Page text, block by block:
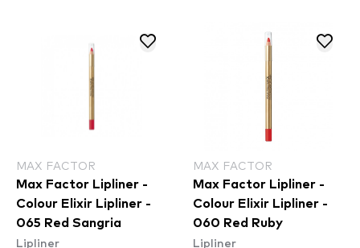
MAX FACTOR
Max Factor Lipliner -
Colour Elixir Lipliner -
065 Red Sangria
Lipliner
MAX FACTOR
Max Factor Lipliner -
Colour Elixir Lipliner -
060 Red Ruby
Lipliner